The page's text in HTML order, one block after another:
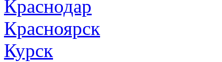
Краснодар
Красноярск
Курск